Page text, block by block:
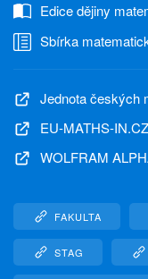
Edice dějiny
Sbírka
Jednota českých
EU-MATHS-IN.CZ
WOLFRAM
FAKULTA
STAG